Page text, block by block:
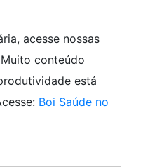
acesse nossas
conteúdo
está
Boi Saúde no